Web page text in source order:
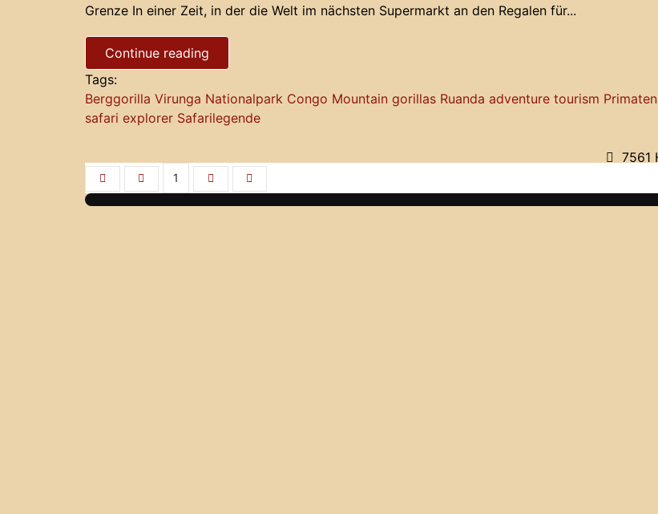
Grenze In einer Zeit, in der die Welt im nächsten Supermarkt an den Regalen für...
Continue reading
Tags:
Berggorilla Virunga Nationalpark Congo Mountain gorillas Ruanda adventure tourism Primaten
safari explorer Safarilegende
7561
First PagePrevious Page
1
Next PageLast Page